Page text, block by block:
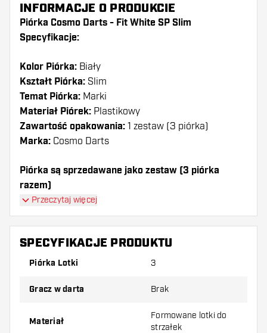
INFORMACJE O PRODUKCIE
Piórka Cosmo Darts - Fit White SP Slim
Specyfikacje:
Kolor Piórka: Biały
Kształt Piórka: Slim
Temat Piórka: Marki
Materiał Piórek: Plastikowy
Zawartość opakowania: 1 zestaw (3 piórka)
Marka: Cosmo Darts
Piórka są sprzedawane jako zestaw (3 piórka
razem)
Piórka Cosmo Darts - Fit White SP Slim mają długą
żywotność. Te piórka mogą być używane tylko z
shafty Cosmo Fit.
Dartshopper tip!
Upewnij się, że masz pod ręką dużo piórek i
złamane w wyniku użytkowania.
Przeczytaj więcej
SPECYFIKACJE PRODUKTU
Piórka Lotki 3
Gracz w darta Brak
Materiał
Formowane lotki do
strzałek